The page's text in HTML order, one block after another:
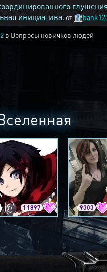
инициатива. от 🏦
в Вопросы новичков людей
11897 9303